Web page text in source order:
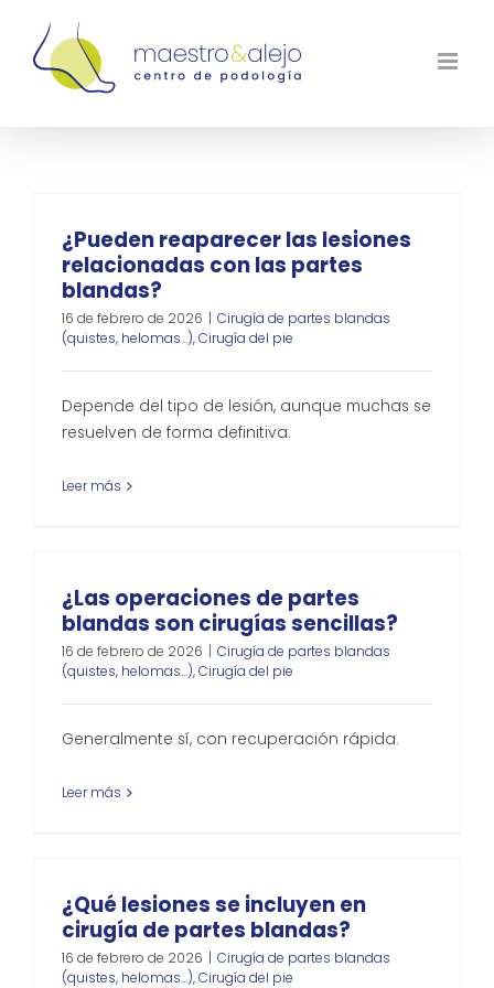
contenido
¿Pueden reaparecer las lesiones
relacionadas con las partes
blandas?
16 de febrero de 2026 | Cirugía de partes blandas
(quistes, helomas…),Cirugía del pie
Depende del tipo de lesión, aunque muchas se
resuelven de forma definitiva.
Leer más
¿Las operaciones de partes
blandas son cirugías sencillas?
16 de febrero de 2026 | Cirugía de partes blandas
(quistes, helomas…),Cirugía del pie
Generalmente sí, con recuperación rápida.
Leer más
¿Qué lesiones se incluyen en
cirugía de partes blandas?
16 de febrero de 2026 | Cirugía de partes blandas
(quistes, helomas…),Cirugía del pie